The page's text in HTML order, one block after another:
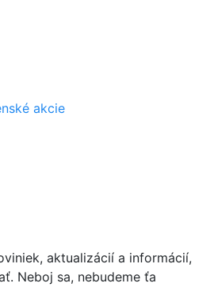
akcie
aktualizácií a informácií,
Neboj sa, nebudeme ťa